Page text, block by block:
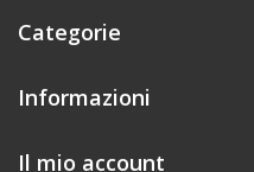
Categorie
Informazioni
Il mio account